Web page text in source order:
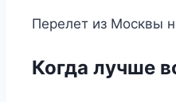
Перелет из Москвы
Когда лучше